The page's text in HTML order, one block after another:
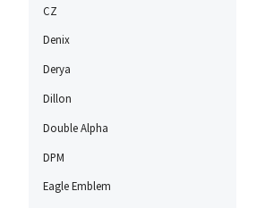
CZ
Denix
Derya
Dillon
Double Alpha
DPM
Eagle Emblem